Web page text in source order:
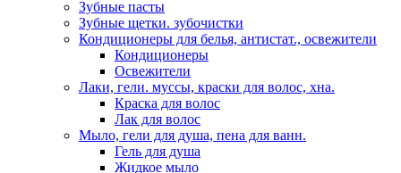
Зубные пасты
Зубные щетки. зубочистки
Кондиционеры для белья, антистат., освежители
Кондиционеры
Освежители
Лаки, гели. муссы, краски для волос, хна.
Краска для волос
Лак для волос
Мыло, гели для душа, пена для ванн.
Гель для душа
Жидкое мыло